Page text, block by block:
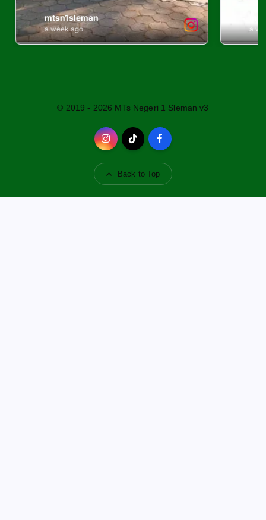
© 2019 - 2026 MTs Negeri 1 Sleman v3
Back to Top